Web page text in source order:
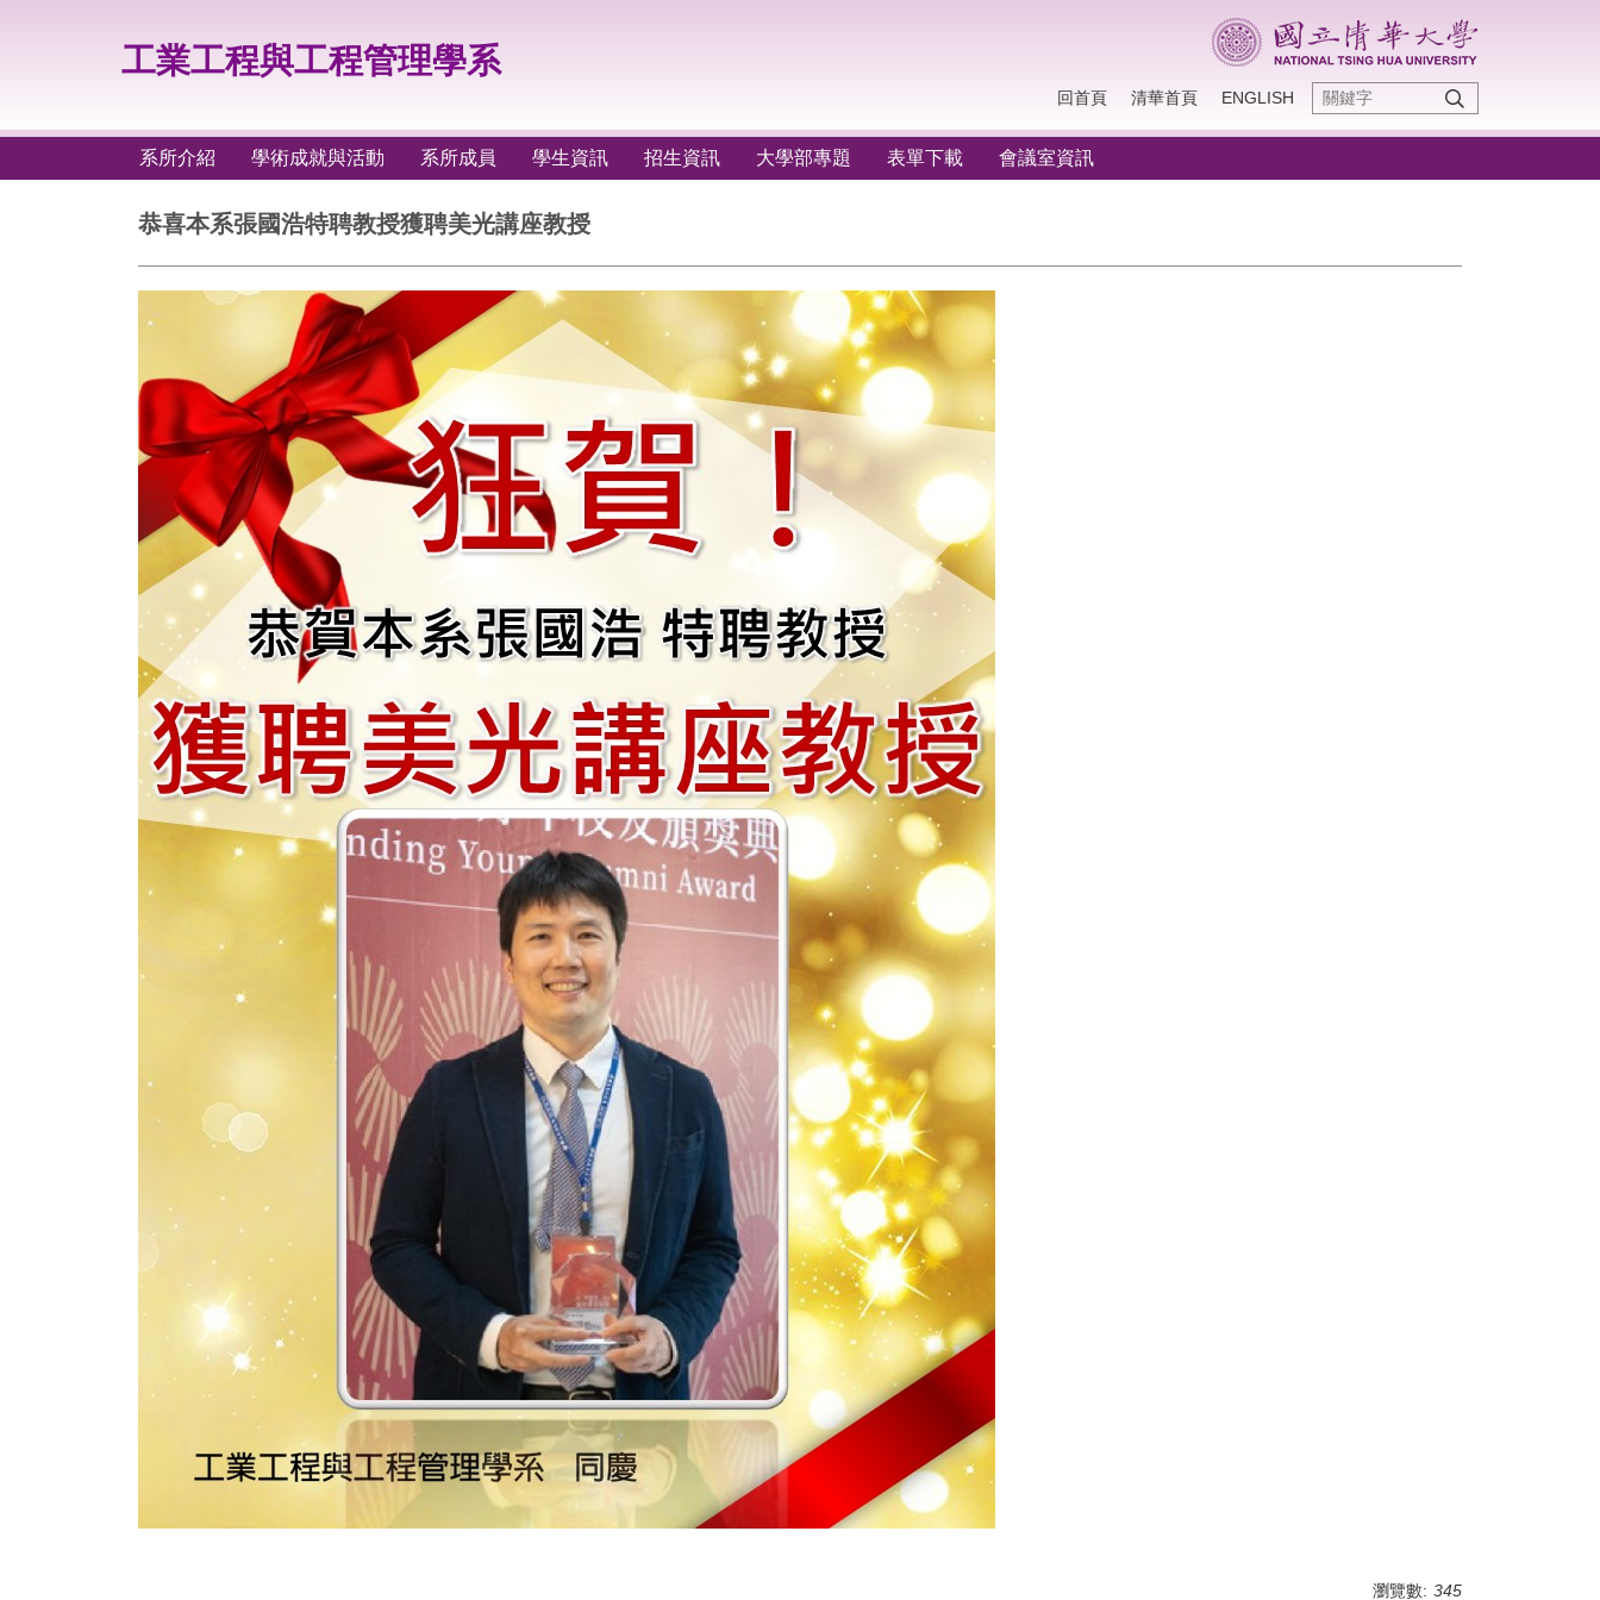
容
工業工程與工程管理學系
回首頁 清華首頁 ENGLISH
系所介紹 學術成就與活動 系所成員 學生資訊 招生資訊 大學部專題 表單下載 會議室資訊
恭喜本系張國浩特聘教授獲聘美光講座教授
瀏覽數: 345